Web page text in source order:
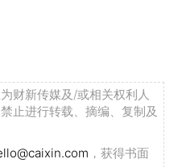
财新传媒及/或相关权利人
止进行转载、摘编、复制及
，获得书面